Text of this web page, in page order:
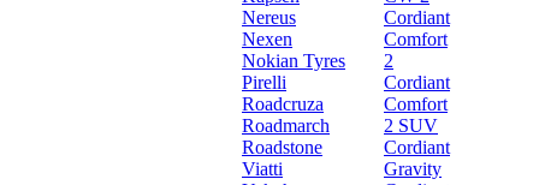
Nereus
Nexen
Nokian Tyres
Pirelli
Roadcruza
Roadmarch
Roadstone
Viatti
Cordiant
Comfort
2
Cordiant
Comfort
2 SUV
Cordiant
Gravity